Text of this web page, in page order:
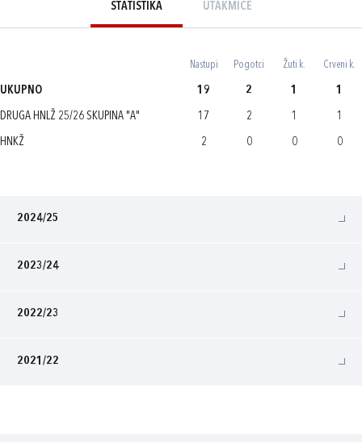
STATISTIKA UTAKMICE
Nastupi Pogotci Žuti k. Crveni k.
UKUPNO 19 2 1 1
DRUGA HNLŽ 25/26 SKUPINA "A" 17 2 1 1
HNKŽ 2 0 0 0
2024/25
2023/24
2022/23
2021/22